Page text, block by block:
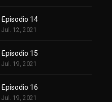
Episodio 14
Jul. 12, 2021
Episodio 15
Jul. 19, 2021
Episodio 16
Jul. 19, 2021